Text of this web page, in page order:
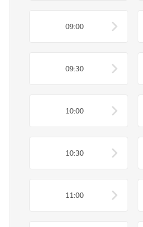
09:00
09:30
10:00
10:30
11:00